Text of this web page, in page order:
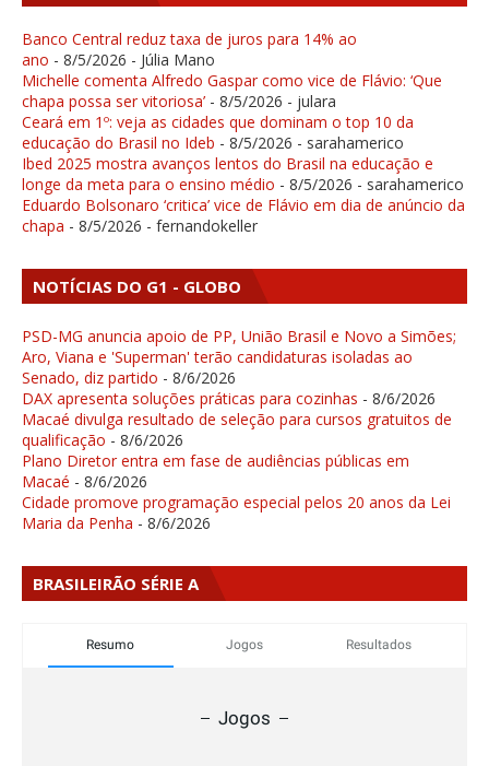
Banco Central reduz taxa de juros para 14% ao
ano - 8/5/2026 - Júlia Mano
Michelle comenta Alfredo Gaspar como vice de Flávio: ‘Que
chapa possa ser vitoriosa’ - 8/5/2026 - julara
Ceará em 1º: veja as cidades que dominam o top 10 da
educação do Brasil no Ideb - 8/5/2026 - sarahamerico
Ibed 2025 mostra avanços lentos do Brasil na educação e
longe da meta para o ensino médio - 8/5/2026 - sarahamerico
Eduardo Bolsonaro ‘critica’ vice de Flávio em dia de anúncio da
chapa - 8/5/2026 - fernandokeller
NOTÍCIAS DO G1 - GLOBO
PSD-MG anuncia apoio de PP, União Brasil e Novo a Simões;
Aro, Viana e 'Superman' terão candidaturas isoladas ao
Senado, diz partido - 8/6/2026
DAX apresenta soluções práticas para cozinhas - 8/6/2026
Macaé divulga resultado de seleção para cursos gratuitos de
qualificação - 8/6/2026
Plano Diretor entra em fase de audiências públicas em
Macaé - 8/6/2026
Cidade promove programação especial pelos 20 anos da Lei
Maria da Penha - 8/6/2026
BRASILEIRÃO SÉRIE A
Resumo Jogos Resultados
Jogos